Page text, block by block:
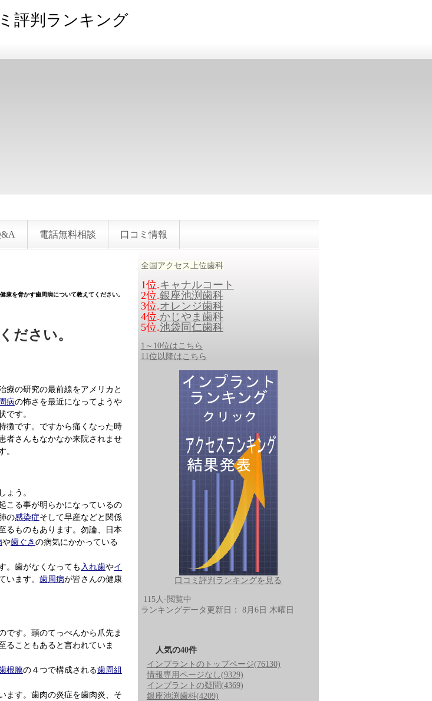
評判ランキング
電話無料相談 口コミ情報
健康を脅かす歯周病について教えてください。
ださい。
療の研究の最前線をアメリカと
病の怖さを最近になってようや
です。
徴です。ですから痛くなった時
者さんもなかなか来院されませ
。
ょう。
こる事が明らかになっているの
の感染症そして早産などと関係
るものもあります。勿論、日本
や歯ぐき の病気にかかっている
。歯がなくなっても 入れ歯やイ
います。 歯周病が皆さんの健康
です。頭のてっぺんから爪先ま
ることもあると言われていま
根膜の４つで構成される歯周組
ます。歯肉の炎症を歯肉炎、そ
全国アクセス上位歯科
1位.キャナルコート
2位.銀座池渕歯科
3位.オレンジ歯科
4位.かじやま歯科
5位.池袋同仁歯科
1～10位はこちら
11位以降はこちら
口コミ評判ランキングを見る
115人-閲覧中
ランキングデータ更新日： 8月6日 木曜日
人気の40件
インプラントのトップページ(76130)
情報専用ページなし(9329)
インプラントの疑問(4369)
銀座池渕歯科(4209)